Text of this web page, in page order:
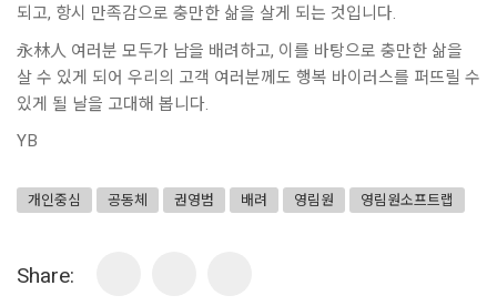
되고, 항시 만족감으로 충만한 삶을 살게 되는 것입니다.
永林人 여러분 모두가 남을 배려하고, 이를 바탕으로 충만한 삶을
살 수 있게 되어 우리의 고객 여러분께도 행복 바이러스를 퍼뜨릴 수
있게 될 날을 고대해 봅니다.
YB
개인중심 공동체 권영범 배려 영림원 영림원소프트랩
Share: